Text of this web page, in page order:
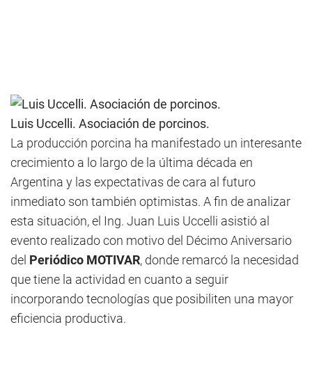
Luis Uccelli. Asociación de porcinos.
La producción porcina ha manifestado un interesante
crecimiento a lo largo de la última década en
Argentina y las expectativas de cara al futuro
inmediato son también optimistas. A fin de analizar
esta situación, el Ing. Juan Luis Uccelli asistió al
evento realizado con motivo del Décimo Aniversario
del Periódico MOTIVAR, donde remarcó la necesidad
que tiene la actividad en cuanto a seguir
incorporando tecnologías que posibiliten una mayor
eficiencia productiva.